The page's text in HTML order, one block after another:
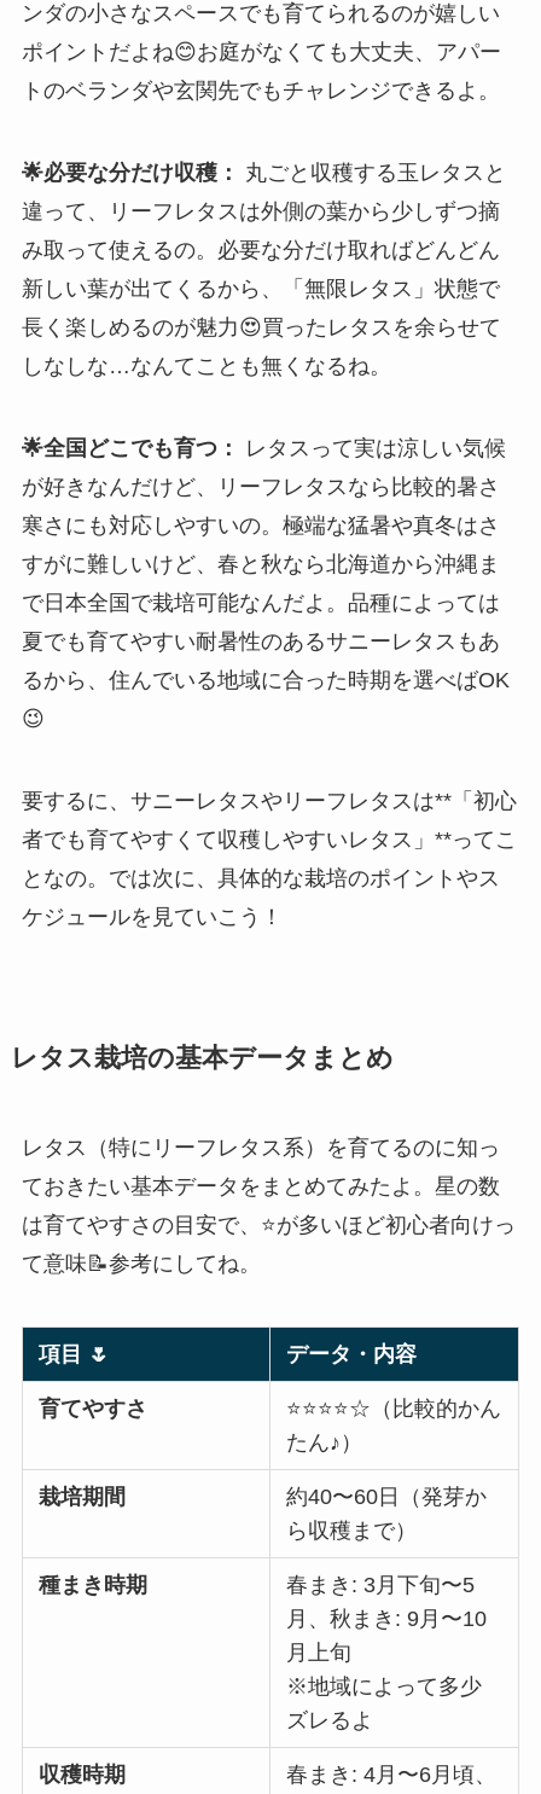
ンダの小さなスペースでも育てられるのが嬉しい
ポイントだよね😊お庭がなくても大丈夫、アパー
トのベランダや玄関先でもチャレンジできるよ。
🌟必要な分だけ収穫：
丸ごと収穫する玉レタスと
違って、リーフレタスは外側の葉から少しずつ摘
み取って使えるの。必要な分だけ取ればどんどん
新しい葉が出てくるから、「無限レタス」状態で
長く楽しめるのが魅力😍買ったレタスを余らせて
しなしな…なんてことも無くなるね。
🌟全国どこでも育つ：
レタスって実は涼しい気候
が好きなんだけど、リーフレタスなら比較的暑さ
寒さにも対応しやすいの。極端な猛暑や真冬はさ
すがに難しいけど、春と秋なら北海道から沖縄ま
で日本全国で栽培可能なんだよ。品種によっては
夏でも育てやすい耐暑性のあるサニーレタスもあ
るから、住んでいる地域に合った時期を選べばOK
😉
要するに、サニーレタスやリーフレタスは**「初心
者でも育てやすくて収穫しやすいレタス」**ってこ
となの。では次に、具体的な栽培のポイントやス
ケジュールを見ていこう！
レタス栽培の基本データまとめ
レタス（特にリーフレタス系）を育てるのに知っ
ておきたい基本データをまとめてみたよ。星の数
は育てやすさの目安で、⭐️が多いほど初心者向けっ
て意味📝参考にしてね。
項目 🌷 データ・内容
育てやすさ
⭐️⭐️⭐️⭐️☆（比較的かん
たん♪）
栽培期間
約40〜60日（発芽か
ら収穫まで）
種まき時期
春まき: 3月下旬〜5
月、秋まき: 9月〜10
月上旬
※地域によって多少
ズレるよ
収穫時期
春まき: 4月〜6月頃、